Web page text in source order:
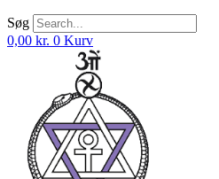
Søg
0,00 kr. 0 Kurv